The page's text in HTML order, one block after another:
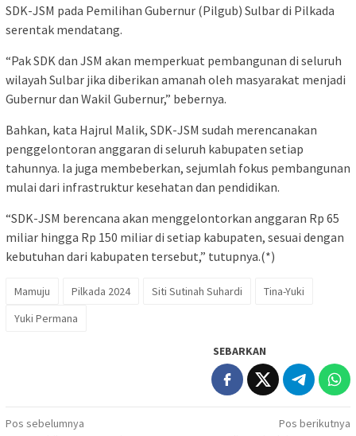
SDK-JSM pada Pemilihan Gubernur (Pilgub) Sulbar di Pilkada
serentak mendatang.
“Pak SDK dan JSM akan memperkuat pembangunan di seluruh
wilayah Sulbar jika diberikan amanah oleh masyarakat menjadi
Gubernur dan Wakil Gubernur,” bebernya.
Bahkan, kata Hajrul Malik, SDK-JSM sudah merencanakan
penggelontoran anggaran di seluruh kabupaten setiap
tahunnya. Ia juga membeberkan, sejumlah fokus pembangunan
mulai dari infrastruktur kesehatan dan pendidikan.
“SDK-JSM berencana akan menggelontorkan anggaran Rp 65
miliar hingga Rp 150 miliar di setiap kabupaten, sesuai dengan
kebutuhan dari kabupaten tersebut,” tutupnya.(*)
Mamuju Pilkada 2024 Siti Sutinah Suhardi
Tina-Yuki
Yuki Permana
SEBARKAN
Navigasi
Pos sebelumnya
Pos berikutnya